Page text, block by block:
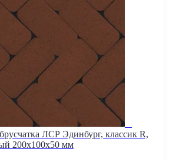
ЛСР Эдинбург, классик R,
200x100x50 мм